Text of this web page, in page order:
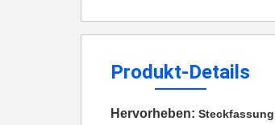
Produkt-Details
Hervorheben: